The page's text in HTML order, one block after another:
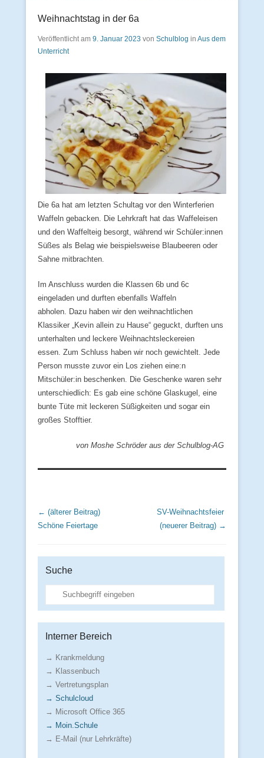
Weihnachtstag in der 6a
Veröffentlicht am 9. Januar 2023 von Schulblog in Aus dem
Unterricht
Die 6a hat am letzten Schultag vor den Winterferien
Waffeln gebacken. Die Lehrkraft hat das Waffeleisen
und den Waffelteig besorgt, während wir Schüler:innen
Süßes als Belag wie beispielsweise Blaubeeren oder
Sahne mitbrachten.
Im Anschluss wurden die Klassen 6b und 6c
eingeladen und durften ebenfalls Waffeln
abholen. Dazu haben wir den weihnachtlichen
Klassiker „Kevin allein zu Hause“ geguckt, durften uns
unterhalten und leckere Weihnachtsleckereien
essen. Zum Schluss haben wir noch gewichtelt. Jede
Person musste zuvor ein Los ziehen eine:n
Mitschüler:in beschenken. Die Geschenke waren sehr
unterschiedlich: Es gab eine schöne Glaskugel, eine
bunte Tüte mit leckeren Süßigkeiten und sogar ein
großes Stofftier.
von Moshe Schröder aus der Schulblog-AG
Beitrags Übersicht
← (älterer Beitrag)
Schöne Feiertage
SV-Weihnachtsfeier
(neuerer Beitrag) →
Suche
Suche
Interner Bereich
→ Krankmeldung
→ Klassenbuch
→ Vertretungsplan
→ Schulcloud
→ Microsoft Office 365
→ Moin.Schule
→ E-Mail (nur Lehrkräfte)